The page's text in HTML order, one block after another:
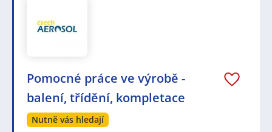
Pomocné práce ve výrobě -
balení, třídění, kompletace
Nutně vás hledají